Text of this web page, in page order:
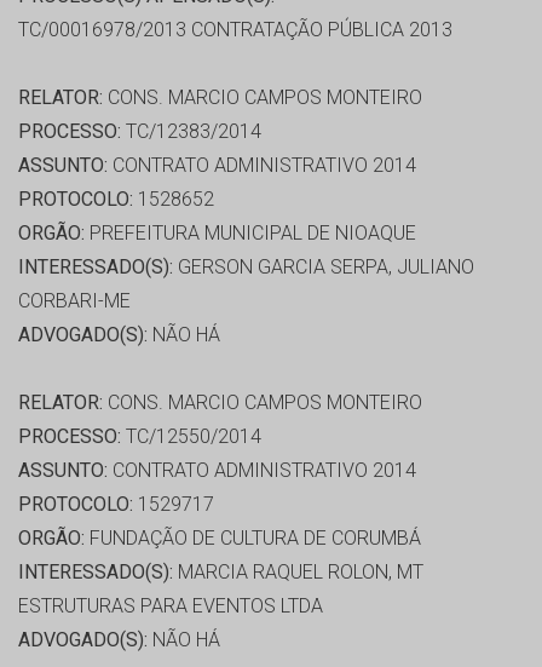
TC/00016978/2013 CONTRATAÇÃO PÚBLICA 2013
RELATOR: CONS. MARCIO CAMPOS MONTEIRO
PROCESSO: TC/12383/2014
ASSUNTO: CONTRATO ADMINISTRATIVO 2014
PROTOCOLO: 1528652
ORGÃO: PREFEITURA MUNICIPAL DE NIOAQUE
INTERESSADO(S): GERSON GARCIA SERPA, JULIANO
CORBARI-ME
ADVOGADO(S): NÃO HÁ
RELATOR: CONS. MARCIO CAMPOS MONTEIRO
PROCESSO: TC/12550/2014
ASSUNTO: CONTRATO ADMINISTRATIVO 2014
PROTOCOLO: 1529717
ORGÃO: FUNDAÇÃO DE CULTURA DE CORUMBÁ
INTERESSADO(S): MARCIA RAQUEL ROLON, MT
ESTRUTURAS PARA EVENTOS LTDA
ADVOGADO(S): NÃO HÁ